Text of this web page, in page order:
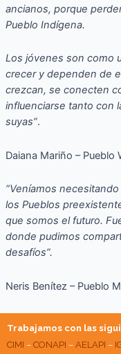
ancianos, porque
Pueblo Indígena.
Los jóvenes son como
crecer y dependen de
crezcan, se conecten
influenciarse tanto con
suyas”.
Daiana Mariño – Pueblo
“Veníamos
los Pueblos
que somos el futuro.
donde pudimos
desafíos”.
Neris Benítez – Pueblo
Trabajamos con las
CIMI – CONAPI – AELAPI –